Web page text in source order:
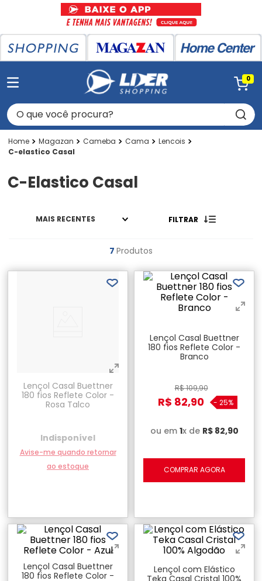
0
O que você procura?
Magazan Cameba Cama
Lencois
C-elastico Casal
C-Elastico Casal
MAIS RECENTES FILTRAR
7 Produtos
Lençol Casal Buettner
180 fios Reflete Color -
Rosa Talco
Indisponível
Avise-me quando retornar
ao estoque
Lençol Casal Buettner
180 fios Reflete Color -
Branco
R$109,90
R$ 82,90 - 25%
ou em 1x de R$ 82,90
COMPRAR AGORA
Lençol Casal Buettner
180 fios Reflete Color -
Lençol com Elástico